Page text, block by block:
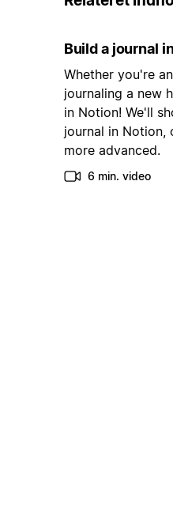
Build a journal
Whether you're
journaling a new
in Notion! We'll
journal in Notion,
more advanced.
6 min. video